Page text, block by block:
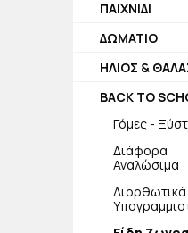
ΠΑΙΧΝΙΔΙ
ΔΩΜΑΤΙΟ
ΗΛΙΟΣ &
BACK TO
Γόμες -
Διάφορα
Αναλώσιμα